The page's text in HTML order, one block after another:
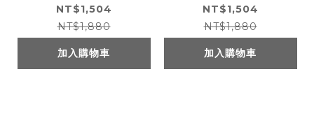
0)
NT$1,504
NT$1,880
加入購物車
0)
NT$1,504
NT$1,880
加入購物車